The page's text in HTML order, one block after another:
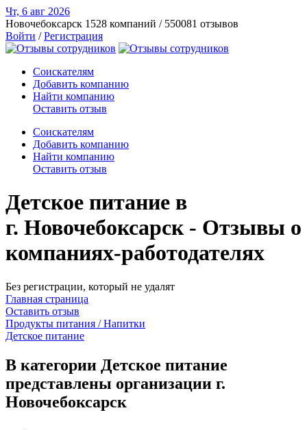
Чт, 6 авг 2026
Новочебоксарск 1528 компаний / 550081 отзывов
Войти /Регистрация
Соискателям
Добавить компанию
Найти компанию
Оставить отзыв
Соискателям
Добавить компанию
Найти компанию
Оставить отзыв
Детское питание в
г. Новочебоксарск - Отзывы о
компаниях-работодателях
Без регистрации, который не удалят
Главная страница
Оставить отзыв
Продукты питания / Напитки
Детское питание
В категории Детское питание
представлены организации г.
Новочебоксарск